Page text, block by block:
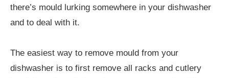
there’s mould lurking somewhere in your dishwasher
and to deal with it.
The easiest way to remove mould from your
dishwasher is to first remove all racks and cutlery